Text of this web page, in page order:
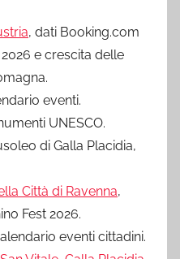
, dati Booking.com
e crescita delle
eventi.
UNESCO.
di Galla Placidia,
Città di Ravenna,
Fest 2026.
eventi cittadini.